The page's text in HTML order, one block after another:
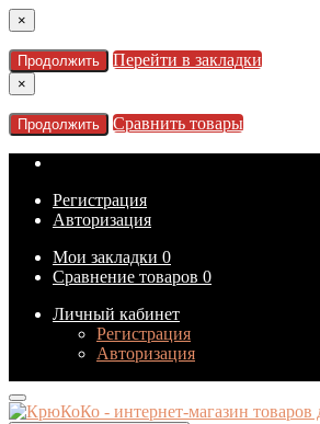
×
Продолжить Перейти в закладки
×
Продолжить Сравнить товары
Регистрация
Авторизация
Мои закладки 0
Сравнение товаров 0
Личный кабинет
Регистрация
Авторизация